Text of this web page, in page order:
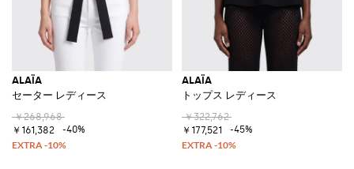
ALAÏA
セーター レディース
￥268,968
￥161,382
-40%
ALAÏA
トップス レディース
￥322,762
￥177,521
-45%